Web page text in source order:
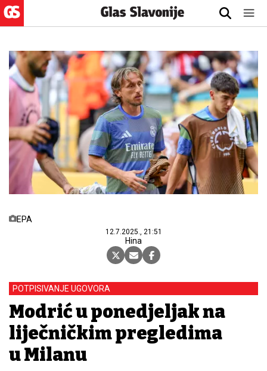
EPA
12.7.2025., 21:51
Hina
POTPISIVANJE UGOVORA
Modrić u ponedjeljak na
liječničkim pregledima
u Milanu